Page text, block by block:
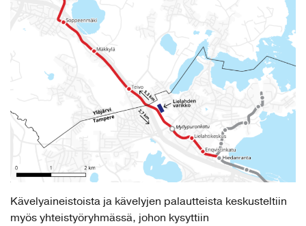
Kävelyaineistoista ja kävelyjen palautteista keskusteltiin
myös yhteistyöryhmässä, johon kysyttiin